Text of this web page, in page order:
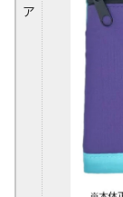
ア